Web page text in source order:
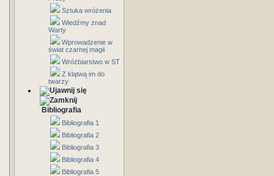
Sztuka wróżenia
Wiedźmy znad
Warty
Wprowadzenie w
świat czarnej magii
Wróżbiarstwo w ST
Z klątwą im do
twarzy
Bibliografia
Bibliografia 1
Bibliografia 2
Bibliografia 3
Bibliografia 4
Bibliografia 5